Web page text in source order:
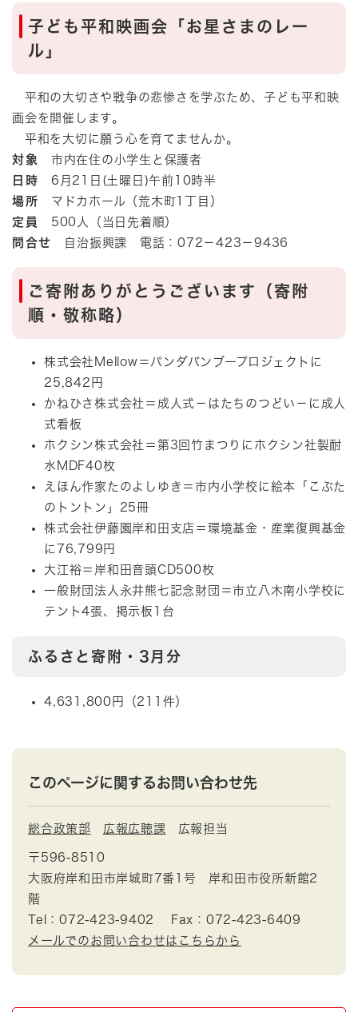
子ども平和映画会「お星さまのレー
ル」
平和の大切さや戦争の悲惨さを学ぶため、子ども平和映
画会を開催します。
平和を大切に願う心を育てませんか。
対象
市内在住の小学生と保護者
日時 6月21日(土曜日)午前10時半
場所 マドカホール（荒木町1丁目）
定員
500人（当日先着順）
問合せ 自治振興課 電話：072－423－9436
ご寄附ありがとうございます（寄附
順・敬称略）
株式会社Mellow＝パンダバンブープロジェクトに
25,842円
かねひさ株式会社＝成人式－はたちのつどい－に成人
式看板
ホクシン株式会社＝第3回竹まつりにホクシン社製耐
水MDF40枚
えほん作家たのよしゆき＝市内小学校に絵本「こぶた
のトントン」25冊
株式会社伊藤園岸和田支店＝環境基金・産業復興基金
に76,799円
大江裕＝岸和田音頭CD500枚
一般財団法人永井熊七記念財団＝市立八木南小学校に
テント4張、掲示板1台
ふるさと寄附・3月分
4,631,800円（211件）
このページに関するお問い合わせ先
総合政策部 広報広聴課 広報担当
〒596-8510
大阪府岸和田市岸城町7番1号 岸和田市役所新館2
階
Tel：072-423-9402
Fax：072-423-6409
メールでのお問い合わせはこちらから